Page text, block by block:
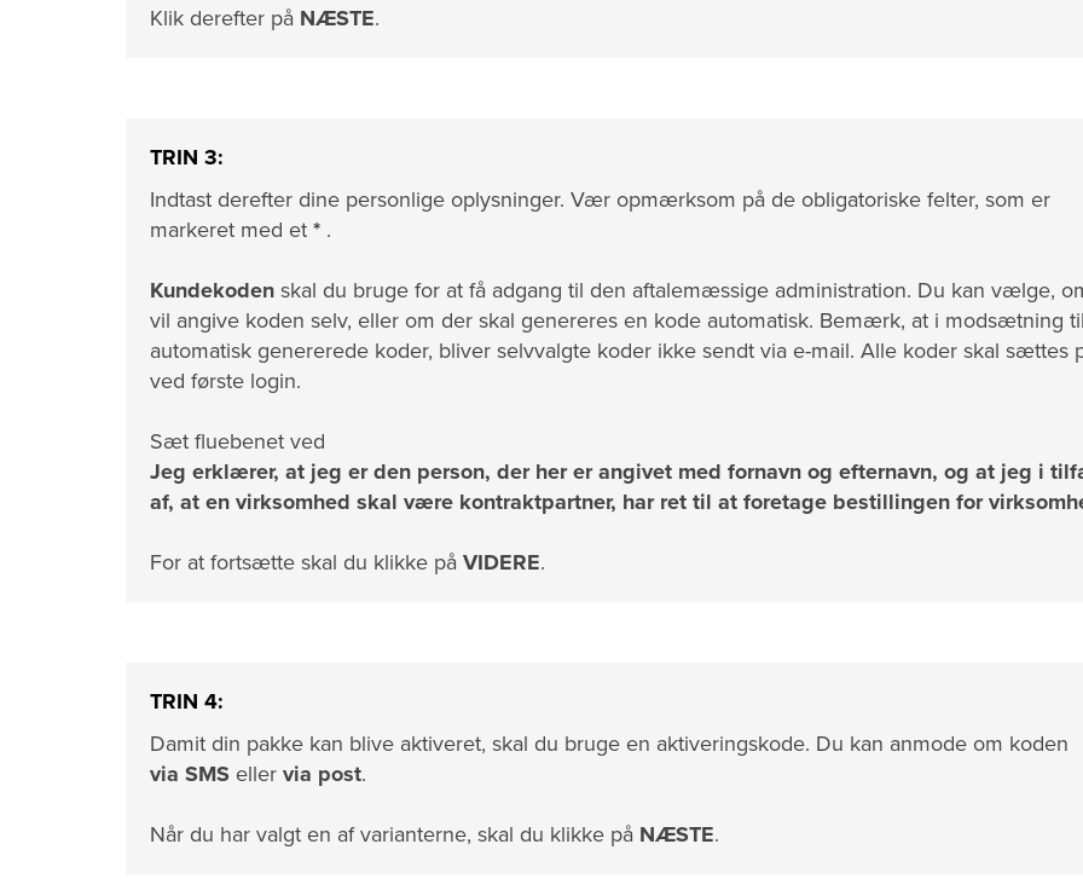
Klik derefter på NÆSTE.
TRIN 3:
Indtast derefter dine personlige oplysninger. Vær opmærksom på de obligatoriske felter, som er
markeret med et * .
Kundekoden skal du bruge for at få adgang til den aftalemæssige administration. Du kan vælge,
vil angive koden selv, eller om der skal genereres en kode automatisk. Bemærk, at i modsætning til
automatisk genererede koder, bliver selvvalgte koder ikke sendt via e-mail. Alle koder skal sættes
ved første login.
Sæt fluebenet ved
Jeg erklærer, at jeg er den person, der her er angivet med fornavn og efternavn, og at jeg i
af, at en virksomhed skal være kontraktpartner, har ret til at foretage bestillingen for
For at fortsætte skal du klikke på VIDERE.
TRIN 4:
Damit din pakke kan blive aktiveret, skal du bruge en aktiveringskode. Du kan anmode om koden
via SMS eller via post.
Når du har valgt en af varianterne, skal du klikke på NÆSTE.